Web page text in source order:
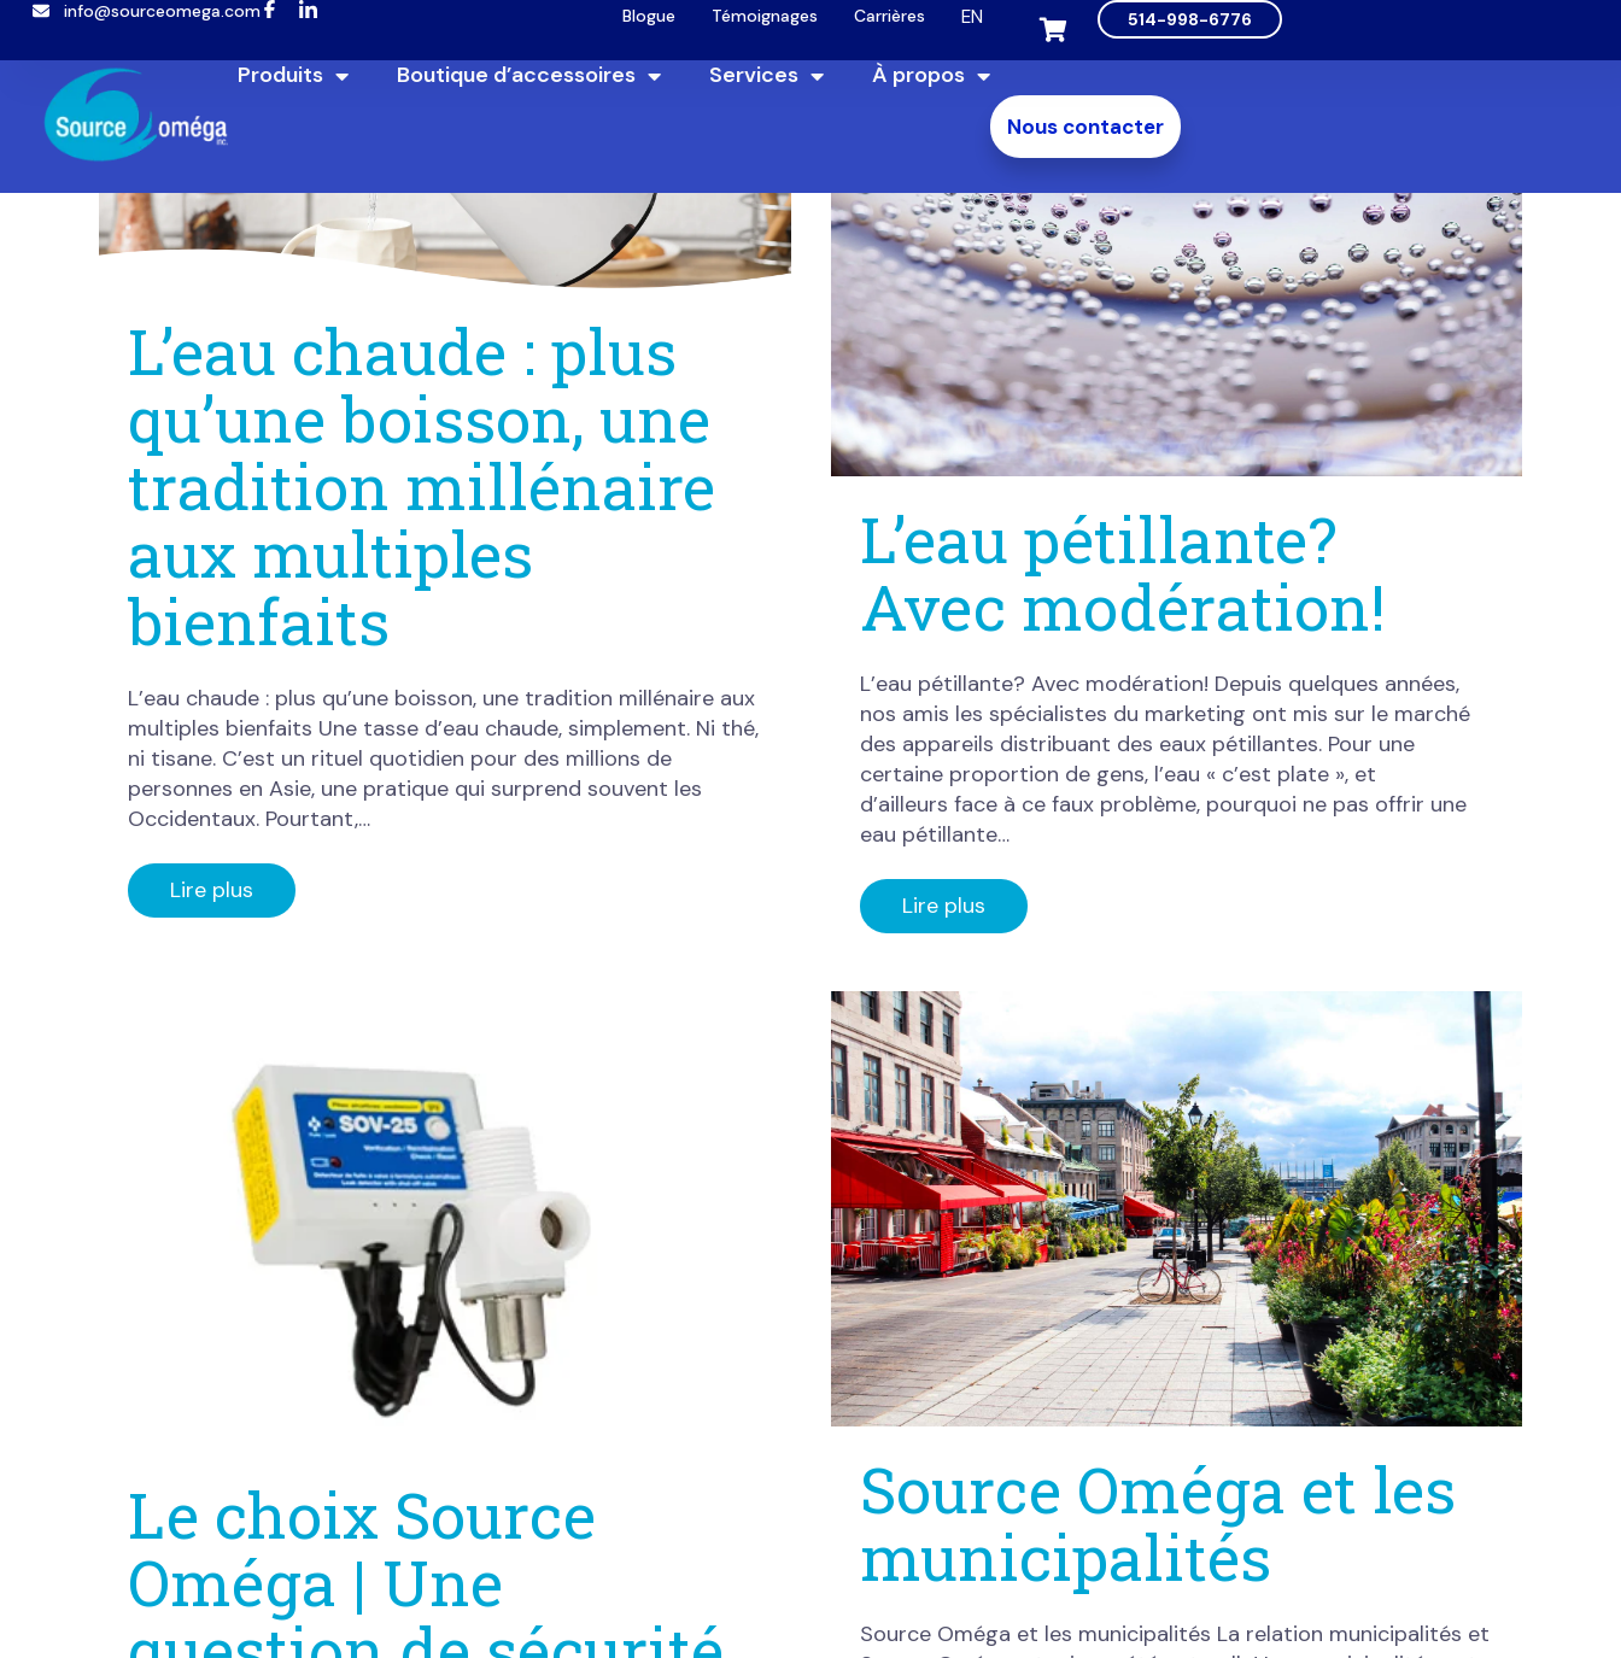
info@sourceomega.com Blogue Témoignages Carrières EN 514-998-6776
Produits Boutique d’accessoires Services À propos
Nous contacter
Popup template not selected
L’eau chaude : plus
qu’une boisson, une
tradition millénaire
aux multiples
bienfaits
L’eau chaude : plus qu’une boisson, une tradition millénaire aux
multiples bienfaits Une tasse d’eau chaude, simplement. Ni thé,
ni tisane. C’est un rituel quotidien pour des millions de
personnes en Asie, une pratique qui surprend souvent les
Occidentaux. Pourtant,…
Lire plus
L’eau pétillante?
Avec modération!
L’eau pétillante? Avec modération! Depuis quelques années,
nos amis les spécialistes du marketing ont mis sur le marché
des appareils distribuant des eaux pétillantes. Pour une
certaine proportion de gens, l’eau « c’est plate », et
d’ailleurs face à ce faux problème, pourquoi ne pas offrir une
eau pétillante…
Lire plus
Le choix Source
Oméga | Une
Source Oméga et les
municipalités
Source Oméga et les municipalités La relation municipalités et